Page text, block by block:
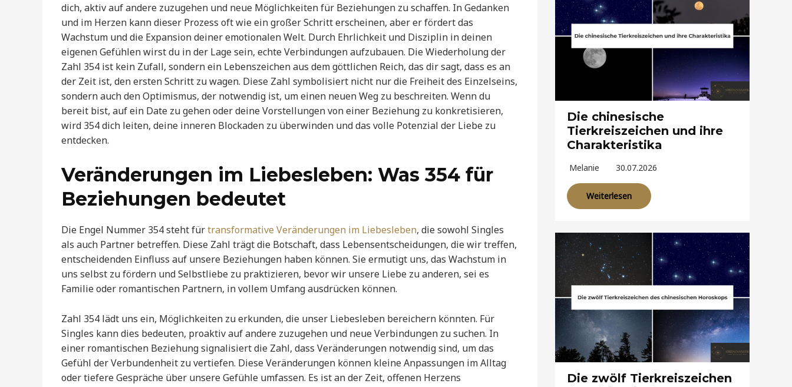
dich, aktiv auf andere zuzugehen und neue Möglichkeiten für Beziehungen zu schaffen. In Gedanken
und im Herzen kann dieser Prozess oft wie ein großer Schritt erscheinen, aber er fördert das
Wachstum und die Expansion deiner emotionalen Welt. Durch Ehrlichkeit und Disziplin in deinen
eigenen Gefühlen wirst du in der Lage sein, echte Verbindungen aufzubauen. Die Wiederholung der
Zahl 354 ist kein Zufall, sondern ein Lebenszeichen aus dem göttlichen Reich, das dir sagt, dass es an
der Zeit ist, den ersten Schritt zu wagen. Diese Zahl symbolisiert nicht nur die Freiheit des Einzelseins,
sondern auch den Optimismus, der notwendig ist, um einen neuen Weg zu beschreiten. Wenn du
bereit bist, auf ein Date zu gehen oder deine Vorstellungen von einer Beziehung zu konkretisieren,
wird 354 dich leiten, deine inneren Blockaden zu überwinden und das volle Potenzial der Liebe zu
entdecken.
Veränderungen im Liebesleben: Was 354 für
Beziehungen bedeutet
Die Engel Nummer 354 steht fürtransformative Veränderungen im Liebesleben, die sowohl Singles
als auch Partner betreffen. Diese Zahl trägt die Botschaft, dass Lebensentscheidungen, die wir treffen,
entscheidenden Einfluss auf unsere Beziehungen haben können. Sie ermutigt uns, das Wachstum in
uns selbst zu fördern und Selbstliebe zu praktizieren, bevor wir unsere Liebe zu anderen, sei es
Familie oder romantischen Partnern, in vollem Umfang ausdrücken können.
Zahl 354 lädt uns ein, Möglichkeiten zu erkunden, die unser Liebesleben bereichern könnten. Für
Singles kann dies bedeuten, proaktiv auf andere zuzugehen und neue Verbindungen zu suchen. In
einer romantischen Beziehung signalisiert die Zahl, dass Veränderungen notwendig sind, um das
Gefühl der Verbundenheit zu vertiefen. Diese Veränderungen können kleine Anpassungen im Alltag
oder tiefere Gespräche über unsere Gefühle umfassen. Es ist an der Zeit, offenen Herzens
Die chinesische
Tierkreiszeichen und ihre
Charakteristika
Melanie 30.07.2026
Weiterlesen
Die zwölf Tierkreiszeichen